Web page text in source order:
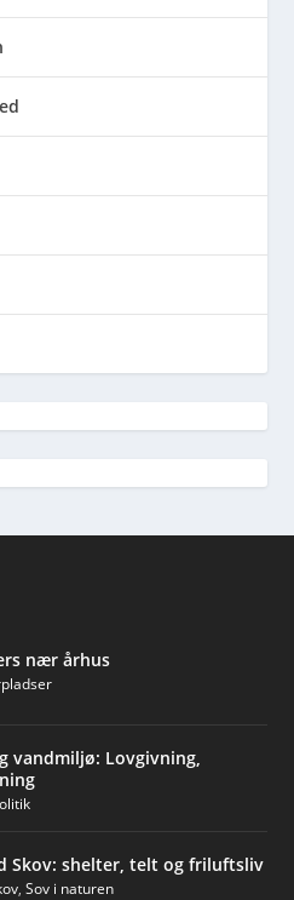
nær århus
vandmiljø: Lovgivning,
Skov: shelter, telt og friluftsliv
,Sov i naturen